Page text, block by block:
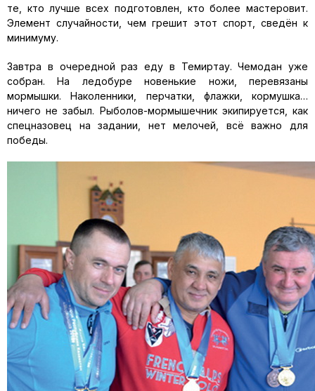
те, кто лучше всех подготовлен, кто более мастеровит.
Элемент случайности, чем грешит этот спорт, сведён к
минимуму.
Завтра в очередной раз еду в Темиртау. Чемодан уже
собран. На ледобуре новенькие ножи, перевязаны
мормышки. Наколенники, перчатки, флажки, кормушка…
ничего не забыл. Рыболов-мормышечник экипируется, как
спецназовец на задании, нет мелочей, всё важно для
победы.